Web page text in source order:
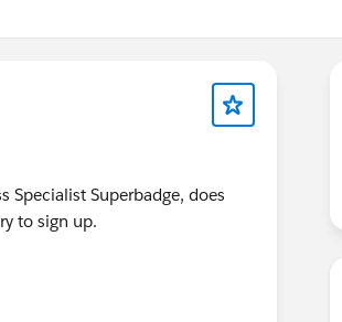
Specialist Superbadge, does
to sign up.